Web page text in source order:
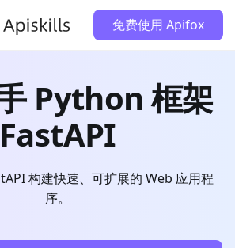
免费使用 Apifox
Python 框架
FastAPI
构建快速、可扩展的 Web 应用程
序。